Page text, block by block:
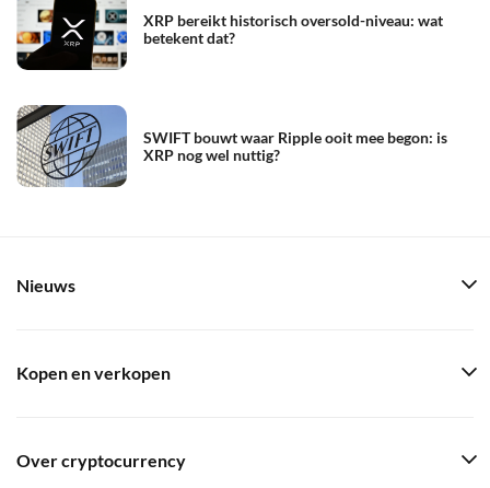
XRP bereikt historisch oversold-niveau: wat
betekent dat?
SWIFT bouwt waar Ripple ooit mee begon: is
XRP nog wel nuttig?
Nieuws
Kopen en verkopen
Over cryptocurrency